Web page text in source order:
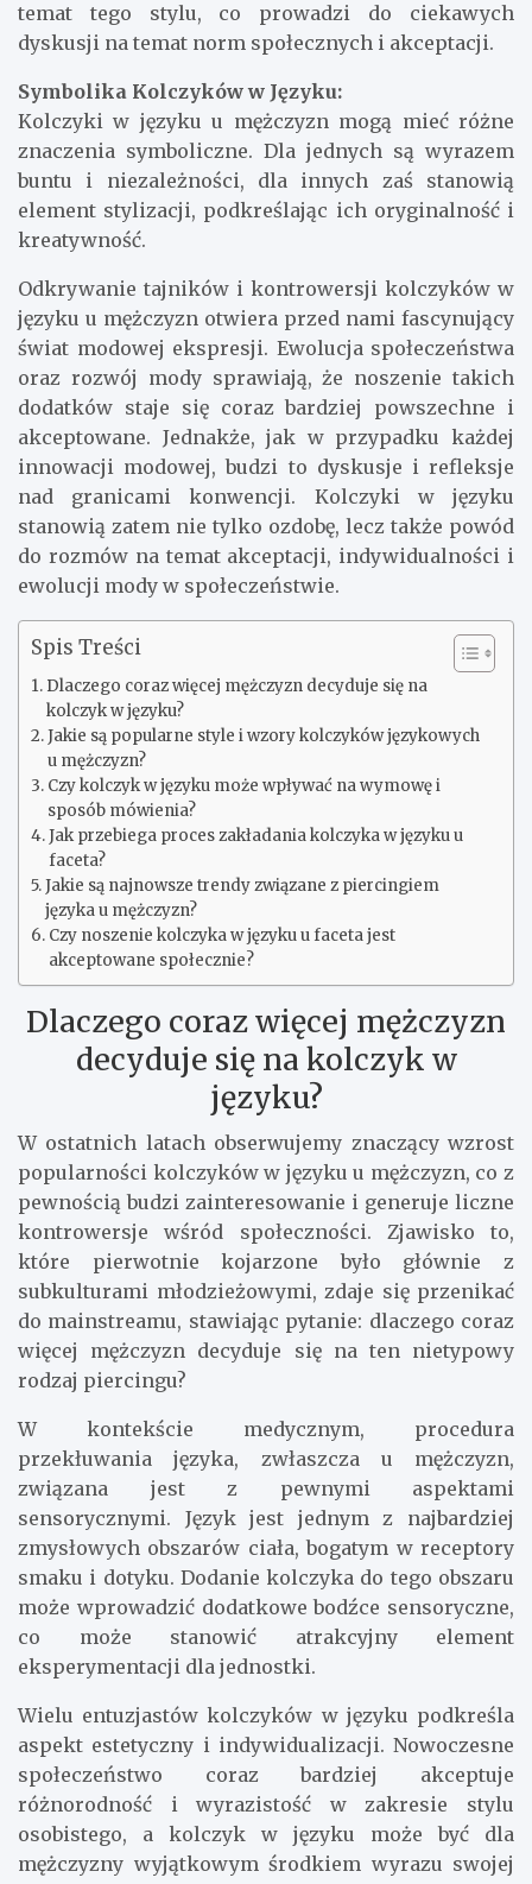
temat tego stylu, co prowadzi do ciekawych
dyskusji na temat norm społecznych i akceptacji.
Symbolika Kolczyków w Języku:
Kolczyki w języku u mężczyzn mogą mieć różne
znaczenia symboliczne. Dla jednych są wyrazem
buntu i niezależności, dla innych zaś stanowią
element stylizacji, podkreślając ich oryginalność i
kreatywność.
Odkrywanie tajników i kontrowersji kolczyków w
języku u mężczyzn otwiera przed nami fascynujący
świat modowej ekspresji. Ewolucja społeczeństwa
oraz rozwój mody sprawiają, że noszenie takich
dodatków staje się coraz bardziej powszechne i
akceptowane. Jednakże, jak w przypadku każdej
innowacji modowej, budzi to dyskusje i refleksje
nad granicami konwencji. Kolczyki w języku
stanowią zatem nie tylko ozdobę, lecz także powód
do rozmów na temat akceptacji, indywidualności i
ewolucji mody w społeczeństwie.
Spis Treści
Dlaczego coraz więcej mężczyzn decyduje się na
kolczyk w języku?
Jakie są popularne style i wzory kolczyków językowych
u mężczyzn?
Czy kolczyk w języku może wpływać na wymowę i
sposób mówienia?
Jak przebiega proces zakładania kolczyka w języku u
faceta?
Jakie są najnowsze trendy związane z piercingiem
języka u mężczyzn?
Czy noszenie kolczyka w języku u faceta jest
akceptowane społecznie?
Dlaczego coraz więcej mężczyzn
decyduje się na kolczyk w
języku?
W ostatnich latach obserwujemy znaczący wzrost
popularności kolczyków w języku u mężczyzn, co z
pewnością budzi zainteresowanie i generuje liczne
kontrowersje wśród społeczności. Zjawisko to,
które pierwotnie kojarzone było głównie z
subkulturami młodzieżowymi, zdaje się przenikać
do mainstreamu, stawiając pytanie: dlaczego coraz
więcej mężczyzn decyduje się na ten nietypowy
rodzaj piercingu?
W kontekście medycznym, procedura
przekłuwania języka, zwłaszcza u mężczyzn,
związana jest z pewnymi aspektami
sensorycznymi. Język jest jednym z najbardziej
zmysłowych obszarów ciała, bogatym w receptory
smaku i dotyku. Dodanie kolczyka do tego obszaru
może wprowadzić dodatkowe bodźce sensoryczne,
co może stanowić atrakcyjny element
eksperymentacji dla jednostki.
Wielu entuzjastów kolczyków w języku podkreśla
aspekt estetyczny i indywidualizacji. Nowoczesne
społeczeństwo coraz bardziej akceptuje
różnorodność i wyrazistość w zakresie stylu
osobistego, a kolczyk w języku może być dla
mężczyzny wyjątkowym środkiem wyrazu swojej